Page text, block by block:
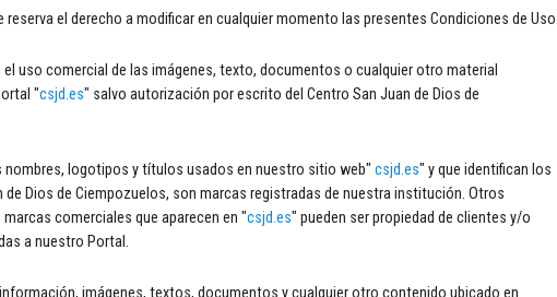
reserva el derecho a modificar en cualquier momento las presentes Condiciones de
uso comercial de las imágenes, texto, documentos o cualquier otro material
"csjd.es" salvo autorización por escrito del Centro San Juan de Dios de
nombres, logotipos y títulos usados en nuestro sitio web" csjd.es" y que identifican los
de Dios de Ciempozuelos, son marcas registradas de nuestra institución. Otros
comerciales que aparecen en "csjd.es" pueden ser propiedad de clientes y/o
a nuestro Portal.
información, imágenes, textos, documentos y cualquier otro contenido ubicado en